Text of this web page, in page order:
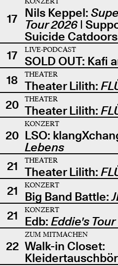
17 Nils Keppel:
Tour 2026|
Suicide Catdoors
17
LIVE-PODCAST
SOLD OUT: Kafi
18
THEATER
Theater Lilith:
20
THEATER
Theater Lilith:
20
KONZERT
LSO:
Lebens
21
THEATER
Theater Lilith:
21
KONZERT
Big Band Battle:
21
KONZERT
Edb: Eddie's Tour
22
ZUM MITMACHEN
Walk-in Closet: